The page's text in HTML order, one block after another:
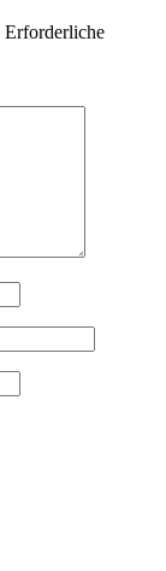
Erforderliche